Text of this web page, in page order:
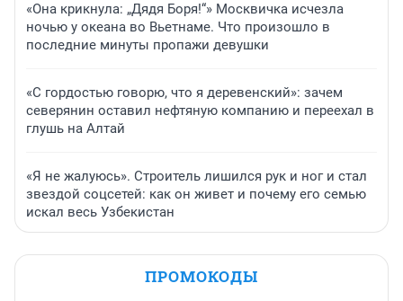
«Она крикнула: „Дядя Боря!“» Москвичка исчезла
ночью у океана во Вьетнаме. Что произошло в
последние минуты пропажи девушки
«С гордостью говорю, что я деревенский»: зачем
северянин оставил нефтяную компанию и переехал в
глушь на Алтай
«Я не жалуюсь». Строитель лишился рук и ног и стал
звездой соцсетей: как он живет и почему его семью
искал весь Узбекистан
ПРОМОКОДЫ